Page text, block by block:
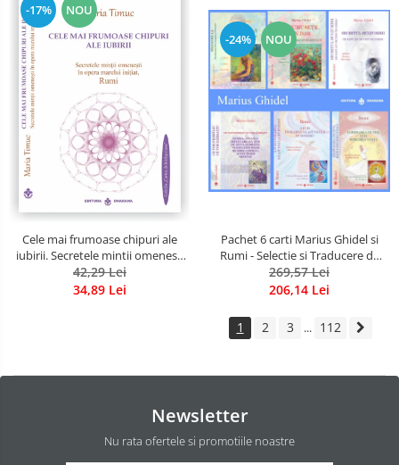
-17% NOU
Cele mai frumoase chipuri ale
iubirii. Secretele mintii omenesti
in opera marelui initiat, Rumi
42,29 Lei
34,89 Lei
-24% NOU
Pachet 6 carti Marius Ghidel si
Rumi - Selectie si Traducere de
Marius Ghidel
269,57 Lei
206,14 Lei
1 2 3 ... 112
Newsletter
Nu rata ofertele si promotiile noastre